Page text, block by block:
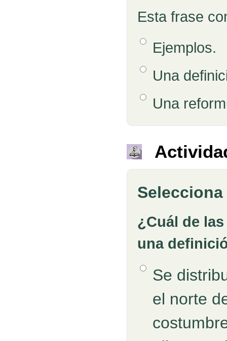
Esta frase
Respuestas
Opción 1Ejemplos.
Opción 2Una
Opción 3Una
Pregunta
¿Cuál de
una
Respuestas
Opción 1Se
el norte